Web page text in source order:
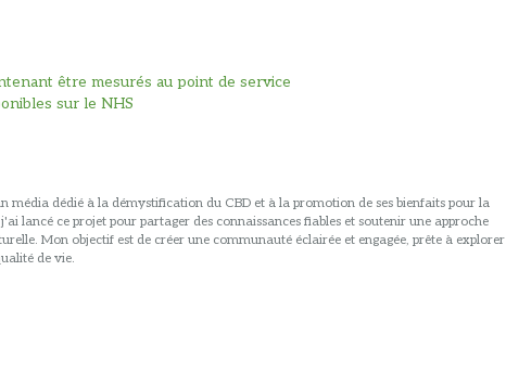
être mesurés au point de service
sur le NHS
média dédié à la démystification du CBD et à la promotion de ses bienfaits pour la
lancé ce projet pour partager des connaissances fiables et soutenir une approche
Mon objectif est de créer une communauté éclairée et engagée, prête à explorer
de vie.